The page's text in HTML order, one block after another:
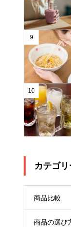
9
10
カテゴリ
商品比較
商品の選び